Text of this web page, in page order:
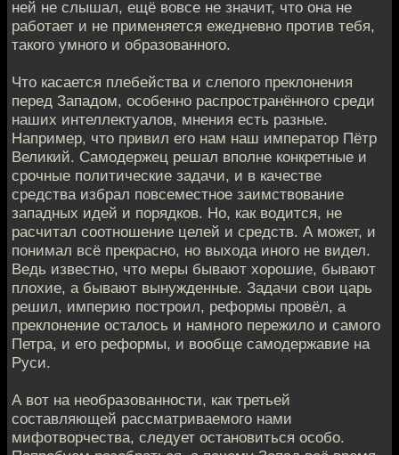
ней не слышал, ещё вовсе не значит, что она не
работает и не применяется ежедневно против тебя,
такого умного и образованного.
Что касается плебейства и слепого преклонения
перед Западом, особенно распространённого среди
наших интеллектуалов, мнения есть разные.
Например, что привил его нам наш император Пётр
Великий. Самодержец решал вполне конкретные и
срочные политические задачи, и в качестве
средства избрал повсеместное заимствование
западных идей и порядков. Но, как водится, не
расчитал соотношение целей и средств. А может, и
понимал всё прекрасно, но выхода иного не видел.
Ведь известно, что меры бывают хорошие, бывают
плохие, а бывают вынужденные. Задачи свои царь
решил, империю построил, реформы провёл, а
преклонение осталось и намного пережило и самого
Петра, и его реформы, и вообще самодержавие на
Руси.
А вот на необразованности, как третьей
составляющей рассматриваемого нами
мифотворчества, следует остановиться особо.